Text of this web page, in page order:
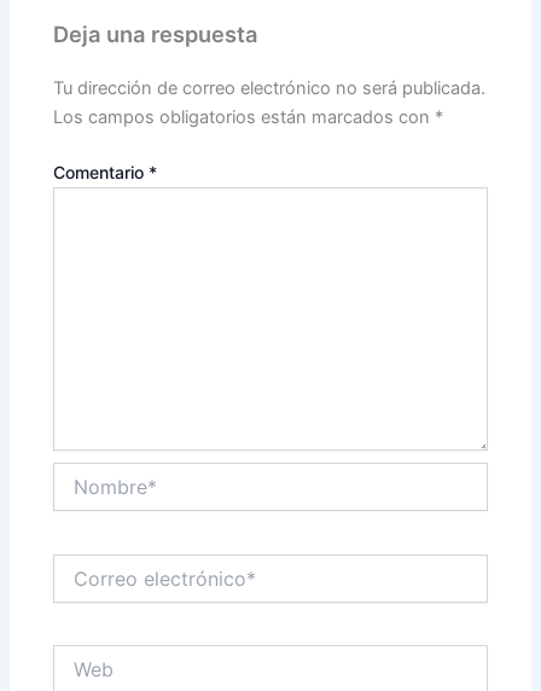
Deja una respuesta
Tu dirección de correo electrónico no será publicada.
Los campos obligatorios están marcados con *
Comentario *
electrónico*